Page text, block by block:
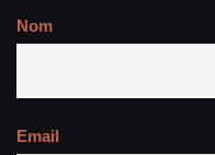
Nom
Email